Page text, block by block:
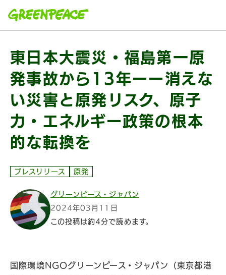
東日本大震災・福島第一原
発事故から13年ーー消えな
い災害と原発リスク、原子
力・エネルギー政策の根本
的な転換を
プレスリリース 原発
グリーンピース・ジャパン
2024年03月11日
この投稿は約4分で読めます。
国際環境NGOグリーンピース・ジャパン（東京都港